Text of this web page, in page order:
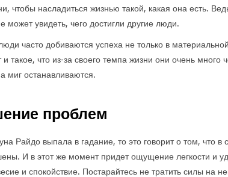
чтобы насладиться жизнью такой, какая она есть.
может увидеть, чего достигли другие люди.
часто добиваются успеха не только в
и такое, что из-за своего темпа жизни они очень много
миг останавливаются.
проблем
Райдо выпала в гадание, то это говорит о том, что
И в этот же момент придет ощущение легкости и
и спокойствие. Постарайтесь не тратить силы на